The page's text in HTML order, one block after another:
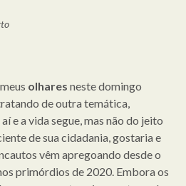
olhares neste domingo
de outra temática,
e a vida segue, mas não do jeito
de sua cidadania, gostaria e
vêm apregoando desde o
primórdios de 2020. Embora os